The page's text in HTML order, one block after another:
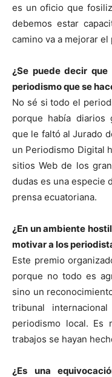
es un oficio que
debemos estar
camino va a mejorar
¿Se puede decir
periodismo que se
No sé si todo el
porque había diarios
que le faltó al Jurado
un Periodismo Digital
sitios Web de los
dudas es una especie
prensa ecuatoriana.
¿En un ambiente
motivar a los
Este premio
porque no todo es
sino un
tribunal
periodismo local. Es
trabajos se hayan
¿Es una